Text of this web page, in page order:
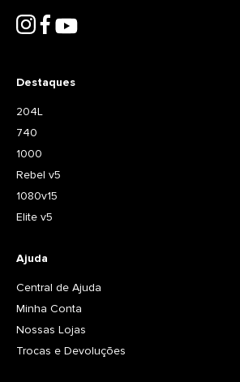
Destaques
204L
740
1000
Rebel v5
1080v15
Elite v5
Ajuda
Central de Ajuda
Minha Conta
Nossas Lojas
Trocas e Devoluções